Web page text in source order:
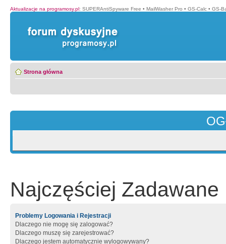
Aktualizacje na programosy.pl: SUPERAntiSpyware Free • MailWasher Pro • GS-Calc • GS-
Strona główna
Najczęściej Zadawane
Problemy Logowania i Rejestracji
Dlaczego nie mogę się zalogować?
Dlaczego muszę się zarejestrować?
Dlaczego jestem automatycznie wylogowywany?